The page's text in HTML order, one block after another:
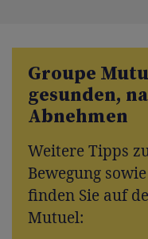
Groupe
gesunden,
Abnehmen
Weitere Tipps
Bewegung
finden Sie auf
Mutuel: